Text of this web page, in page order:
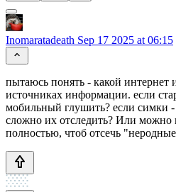
Inomaratadeath Sep 17 2025 at 06:15
пытаюсь понять - какой интернет
источниках информации. если
мобильный глушить? если симки
сложно их отследить? Или можно
полностью, чтоб отсечь